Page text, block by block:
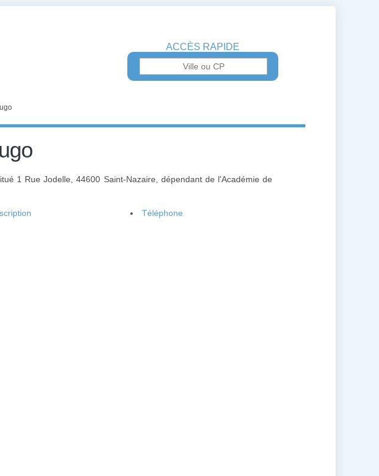
ACCÈS RAPIDE
1 Rue Jodelle, 44600 Saint-Nazaire, dépendant de l'Académie de
Téléphone